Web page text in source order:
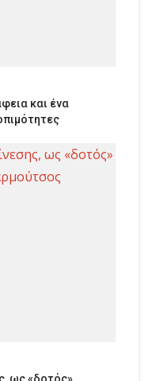
και ένα
ως «δοτός»